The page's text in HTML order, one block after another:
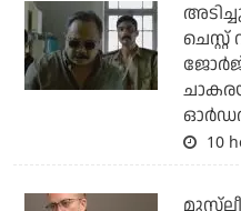
ജോര്‍ജ്
10